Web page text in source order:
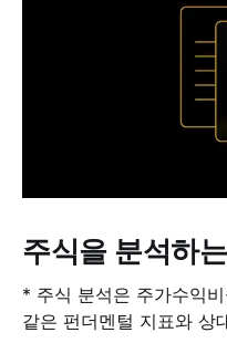
주식을 분석하
* 주식 분석은 주가수익
같은 펀더멘털 지표와 상